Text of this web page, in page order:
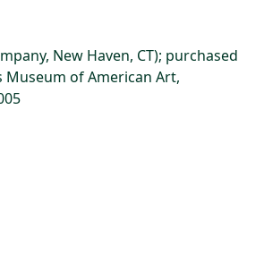
New Haven, CT); purchased
Museum of American Art,